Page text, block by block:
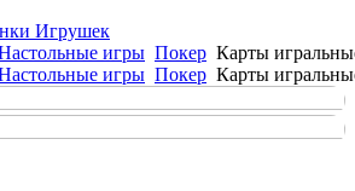
Игрушек
игры Покер Карты
игры Покер Карты